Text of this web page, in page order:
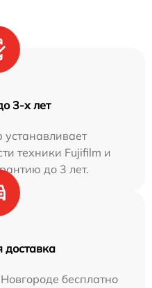
3-х лет
техники Fujifilm и
до 3 лет.
доставка
бесплатно